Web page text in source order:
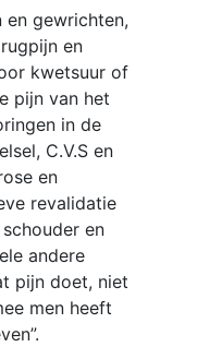
en gewrichten,
en
kwetsuur of
pijn van het
in de
C.V.S en
en
revalidatie
en
andere
pijn doet, niet
men heeft